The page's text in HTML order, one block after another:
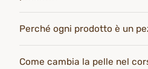
Perché ogni prodotto è un
Come cambia la pelle nel